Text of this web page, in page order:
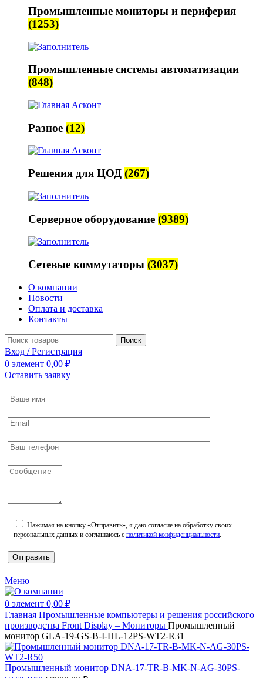
Промышленные мониторы и периферия
(1253)
Промышленные системы автоматизации
(848)
Разное (12)
Решения для ЦОД (267)
Серверное оборудование (9389)
Сетевые коммутаторы (3037)
О компании
Новости
Оплата и доставка
Контакты
Поиск
Вход / Регистрация
0 элемент 0,00 ₽
Оставить заявку
Нажимая на кнопку «Отправить», я даю согласие на обработку своих
персональных данных и соглашаюсь с политикой конфиденциальности
Меню
0 элемент 0,00 ₽
Главная Промышленные компьютеры и решения российского
производства Front Display – Мониторы Промышленный
монитор GLA-19-GS-B-I-HL-12PS-WT2-R31
Промышленный монитор DNA-17-TR-B-MK-N-AG-30PS-